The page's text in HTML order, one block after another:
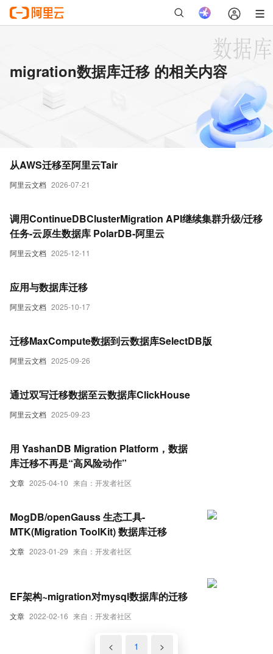
migration数据库迁移 的相关内容
阿里云文档 2026-07-21
从AWS迁移至阿里云Tair
阿里云文档 2025-12-11
调用ContinueDBClusterMigration API继续集群升级/迁移
任务-云原生数据库 PolarDB-阿里云
阿里云文档 2025-10-17
应用与数据库迁移
阿里云文档 2025-09-26
迁移MaxCompute数据到云数据库SelectDB版
阿里云文档 2025-09-23
通过双写迁移数据至云数据库ClickHouse
文章 2025-04-10 来自：开发者社区
用 YashanDB Migration Platform，数据
库迁移不再是“高风险动作”
文章 2023-01-29 来自：开发者社区
MogDB/openGauss 生态工具-
MTK(Migration ToolKit) 数据库迁移
文章 2022-02-16 来自：开发者社区
EF架构~migration对mysql数据库的迁移
< 1 >